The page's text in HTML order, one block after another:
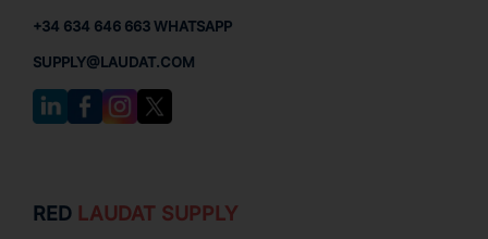
+34 634 646 663 WHATSAPP
SUPPLY@LAUDAT.COM
RED LAUDAT SUPPLY